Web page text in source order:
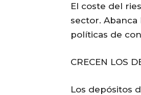
El coste del
sector. Abanca
políticas de
CRECEN LOS
Los depósitos